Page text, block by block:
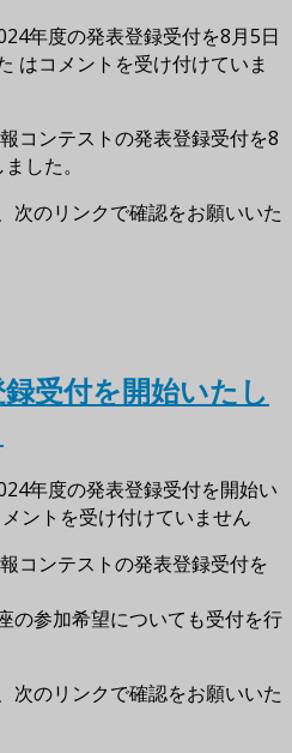
年度の発表登録受付を8月5日
はコメントを受け付けていま
コンテストの発表登録受付を8
した。
次のリンクで確認をお願いいた
受付を開始いたし
年度の発表登録受付を開始い
ントを受け付けていません
コンテストの発表登録受付を
の参加希望についても受付を行
次のリンクで確認をお願いいた